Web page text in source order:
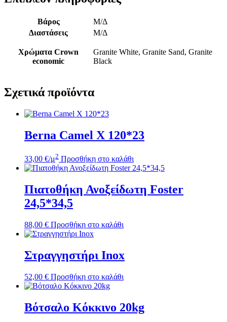
Βάρος
Μ/Δ
Διαστάσεις
Μ/Δ
Χρώματα Crown
economic
Granite White, Granite Sand, Granite
Black
Σχετικά προϊόντα
Berna Camel X 120*23
33,00 €/μ2 Προσθήκη στο καλάθι
Πιατοθήκη Ανοξείδωτη Foster
24,5*34,5
88,00 € Προσθήκη στο καλάθι
Στραγγηστήρι Inox
52,00 € Προσθήκη στο καλάθι
Βότσαλο Κόκκινο 20kg